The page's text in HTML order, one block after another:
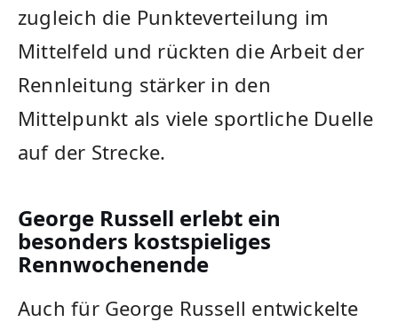
zugleich die Punkteverteilung im
Mittelfeld und rückten die Arbeit der
Rennleitung stärker in den
Mittelpunkt als viele sportliche Duelle
auf der Strecke.
George Russell erlebt ein
besonders kostspieliges
Rennwochenende
Auch für George Russell entwickelte